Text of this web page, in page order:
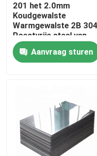
Kwaliteitscontrole
Neem contact met
Vraag een offerte
De Bladen van de
201 het 2.0mm
Koudgewalste
Warmgewalste 2B 304
Roestvrije staal van
het Roestvrij
JIS Aanvraag sturen